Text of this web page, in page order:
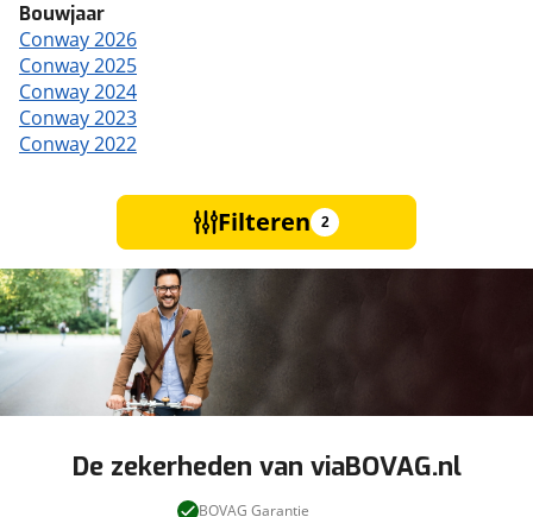
Bouwjaar
Conway 2026
Conway 2025
Conway 2024
Conway 2023
Conway 2022
Filteren 2
De zekerheden van viaBOVAG.nl
BOVAG Garantie